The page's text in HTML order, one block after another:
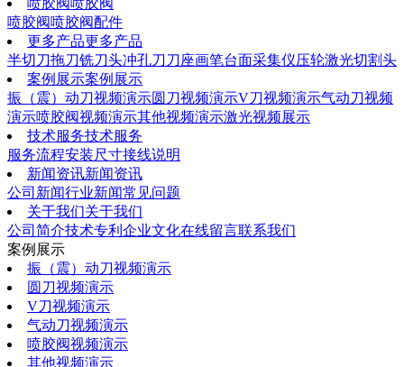
喷胶阀喷胶阀
喷胶阀喷胶阀配件
更多产品更多产品
半切刀拖刀铣刀头冲孔刀 刀座画笔台面采集仪压轮激光切割头
案例展示案例展示
振（震）动刀视频演示圆刀视频演示V刀视频演示气动刀视频
演示喷胶阀视频演示其他视频演示激光视频展示
技术服务技术服务
服务流程安装尺寸接线说明
新闻资讯新闻资讯
公司新闻行业新闻常见问题
关于我们关于我们
公司简介技术专利 企业文化在线留言联系我们
案例展示
振（震）动刀视频演示
圆刀视频演示
V刀视频演示
气动刀视频演示
喷胶阀视频演示
其他视频演示